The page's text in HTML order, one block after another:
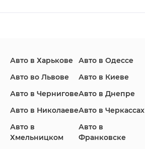
Infiniti Jaguar
Авто в Харькове
Авто во Львове
Авто в Чернигове
Авто в Николаеве
Авто в
Хмельницком
Авто в Одессе
Авто в Киеве
Авто в Днепре
Авто в Черкассах
Авто в
Франковске